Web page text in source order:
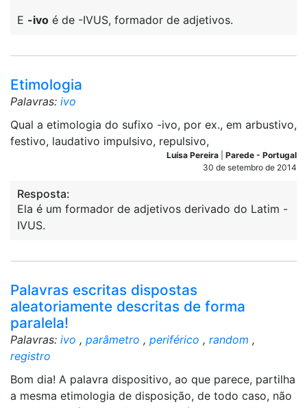
E -ivo é de -IVUS, formador de adjetivos.
Etimologia
Palavras: ivo
Qual a etimologia do sufixo -ivo, por ex., em arbustivo,
festivo, laudativo impulsivo, repulsivo,
Luísa Pereira
Parede - Portugal
30 de setembro de 2014
Resposta:
Ela é um formador de adjetivos derivado do Latim -
IVUS.
Palavras escritas dispostas
aleatoriamente descritas de forma
paralela!
Palavras: ivo , parâmetro , periférico , random ,
registro
Bom dia! A palavra dispositivo, ao que parece, partilha
a mesma etimologia de disposição, de todo caso, não